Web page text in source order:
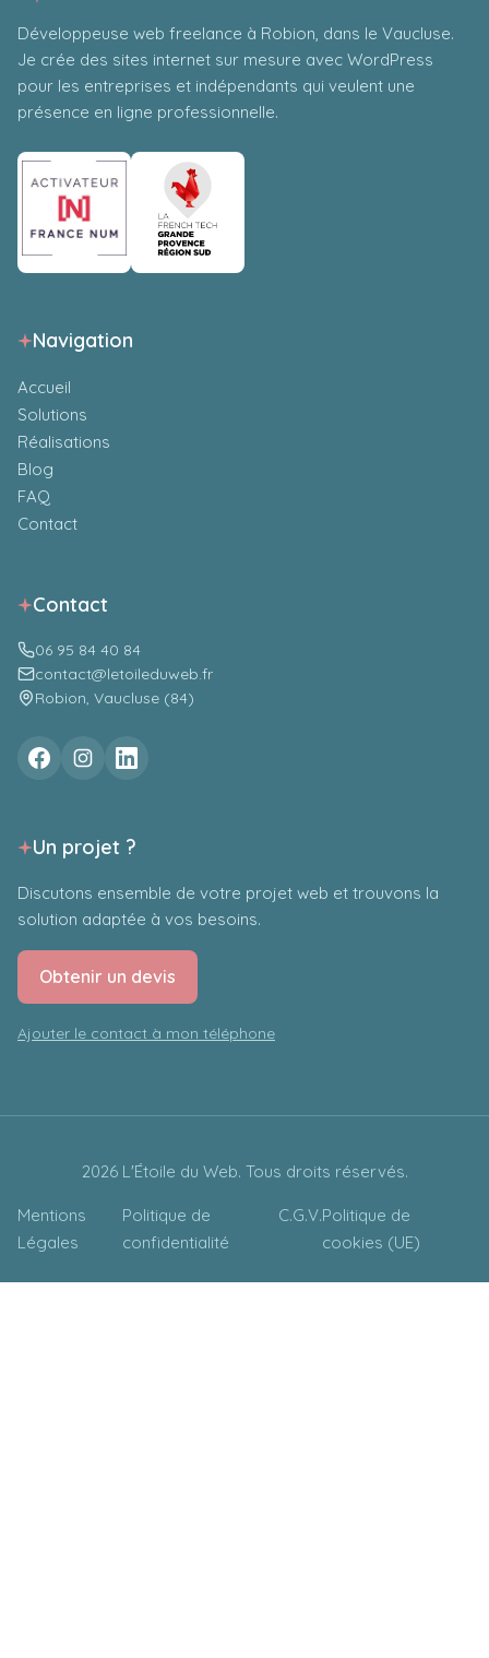
Développeuse web freelance à Robion, dans le Vaucluse.
Je crée des sites internet sur mesure avec WordPress
pour les entreprises et indépendants qui veulent une
présence en ligne professionnelle.
Navigation
Accueil
Solutions
Réalisations
Blog
FAQ
Contact
Contact
06 95 84 40 84
contact@letoileduweb.fr
Robion, Vaucluse (84)
Un projet ?
Discutons ensemble de votre projet web et trouvons la
solution adaptée à vos besoins.
Obtenir un devis
Ajouter le contact à mon téléphone
2026 L'Étoile du Web. Tous droits réservés.
Mentions
Légales
Politique de
confidentialité
C.G.V.Politique de
cookies (UE)